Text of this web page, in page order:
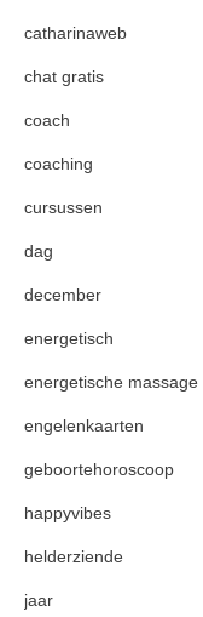
catharinaweb
chat gratis
coach
coaching
cursussen
dag
december
energetisch
energetische massage
engelenkaarten
geboortehoroscoop
happyvibes
helderziende
jaar